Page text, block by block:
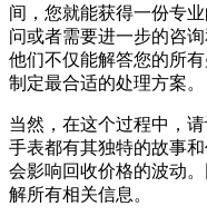
间，您就能获得一份专
问或者需要进一步的咨
他们不仅能解答您的所
制定最合适的处理方案。
当然，在这个过程中，
手表都有其独特的故事
会影响回收价格的波动
解所有相关信息。